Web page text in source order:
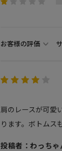
お客様の評価
肩のレースが可愛
ります。ボトムス
投稿者：わっちゃ